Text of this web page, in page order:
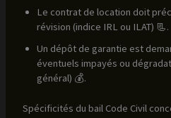
Le contrat de location doit
révision (indice IRL ou ILAT) 📃.
Un dépôt de garantie est
éventuels impayés ou
général) 💰.
Spécificités du bail Code Civil